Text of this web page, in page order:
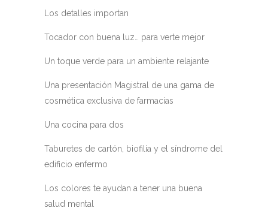
Los detalles importan
Tocador con buena luz… para verte mejor
Un toque verde para un ambiente relajante
Una presentación Magistral de una gama de
cosmética exclusiva de farmacias
Una cocina para dos
Taburetes de cartón, biofilia y el síndrome del
edificio enfermo
Los colores te ayudan a tener una buena
salud mental